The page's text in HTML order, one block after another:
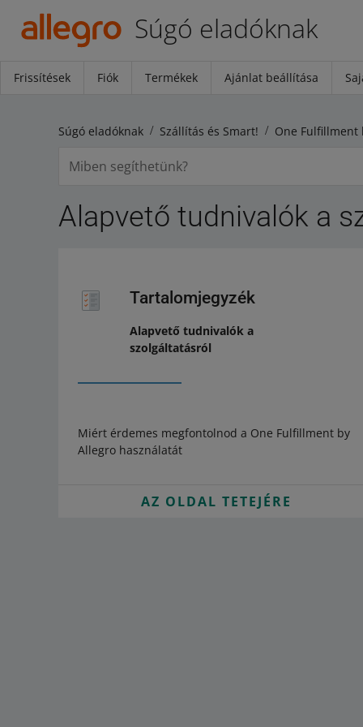
Súgó eladóknak
Frissítések Fiók Termékek Ajánlat beállítása
Súgó eladóknak Szállítás és Smart! One Fulfillment
Alapvető tudnivalók a
Tartalomjegyzék
Alapvető tudnivalók a
szolgáltatásról
Miért érdemes megfontolnod a One Fulfillment by
Allegro használatát
AZ OLDAL TETEJÉRE